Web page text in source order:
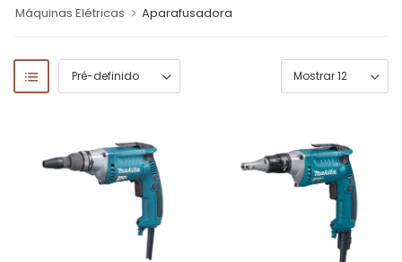
Máquinas Elétricas
Aparafusadora